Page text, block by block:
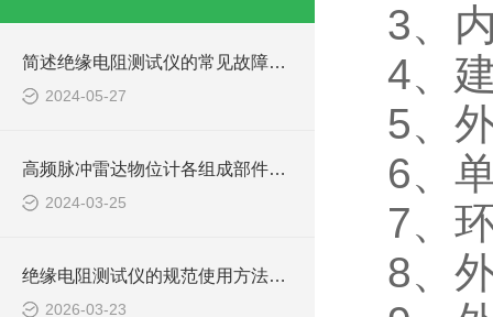
简述绝缘电阻测试仪的常见故障相应解决方法
2024-05-27
高频脉冲雷达物位计各组成部件的功能特点分享
2024-03-25
绝缘电阻测试仪的规范使用方法详解
2026-03-23
3、
4、
5、
6、
7、
8、